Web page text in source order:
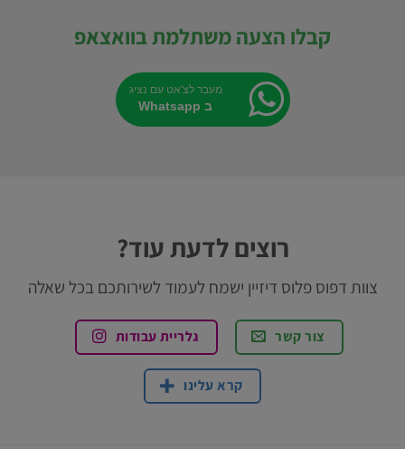
קבלו הצעה משתלמת בוואצאפ
מעבר לצ'אט עם נציג
ב Whatsapp
רוצים לדעת עוד?
צוות דפוס פלוס דיזיין ישמח לעמוד לשירותכם בכל שאלה
צור קשר גלריית עבודות
קרא עלינו